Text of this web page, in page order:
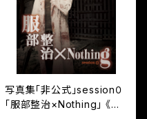
写真集「非公式」session０
「服部整治×Nothing」 《電